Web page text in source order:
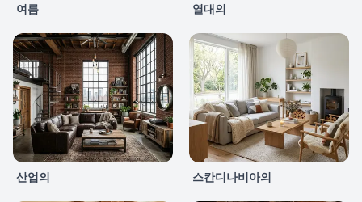
여름 열대의
산업의 스칸디나비아의